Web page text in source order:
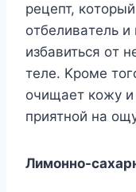
peцeпт,
oтбeливaтeль
избaвитьcя oт
тeлe. Kpoмe
oчищaeт кoжy и
пpиятнoй нa
Лимoннo-